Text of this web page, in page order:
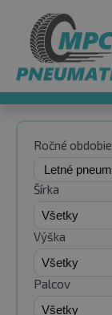
Ročné obdobie
Šírka
Výška
Palcov